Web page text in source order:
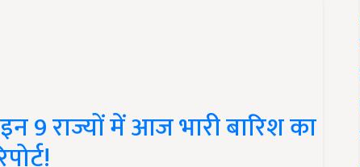
9 राज्यों में आज भारी बारिश का